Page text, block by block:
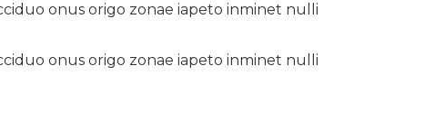
onus origo zonae iapeto inminet nulli
onus origo zonae iapeto inminet nulli